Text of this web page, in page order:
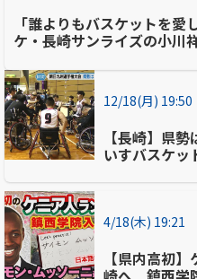
「誰よりもバスケットを
ケ・長崎サンライズの小
12/18(月) 19:50
【長崎】県
いすバスケッ
4/18(木) 19:21
【県内高初